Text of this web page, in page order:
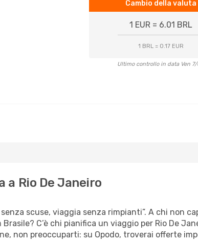
Cambio della valuta
1 EUR = 6.01 BRL
1 BRL = 0.17 EUR
Ultimo controllo in data Ven
a Rio De Janeiro
senza scuse, viaggia senza rimpianti”. A chi non
C’è chi pianifica un viaggio per Rio De
non preoccuparti: su Opodo, troverai offerte